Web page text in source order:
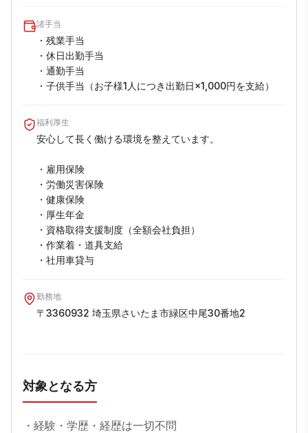
諸手当
・残業手当
・休日出勤手当
・通勤手当
・子供手当（お子様1人につき出勤日×1,000円を支給）
福利厚生
安心して長く働ける環境を整えています。
・雇用保険
・労働災害保険
・健康保険
・厚生年金
・資格取得支援制度（全額会社負担）
・作業着・道具支給
・社用車貸与
勤務地
〒3360932 埼玉県さいたま市緑区中尾30番地2
対象となる方
・経験・学歴・経歴は一切不問